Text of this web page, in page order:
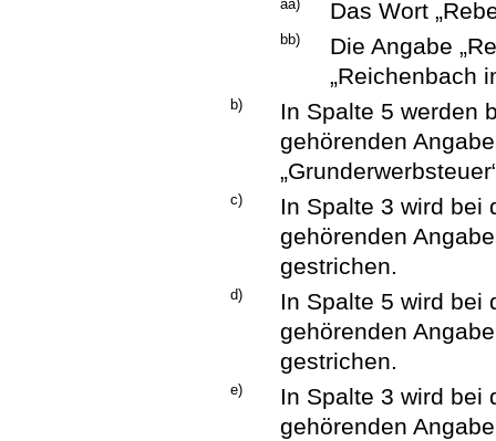
aa) Das Wort
bb)
Die Angabe
„Reichenbach
b)
In Spalte 5 werden
gehörenden
c)
In Spalte 3 wird bei
gehörenden
gestrichen.
d)
In Spalte 5 wird bei
gehörenden
gestrichen.
e)
In Spalte 3 wird bei
gehörenden